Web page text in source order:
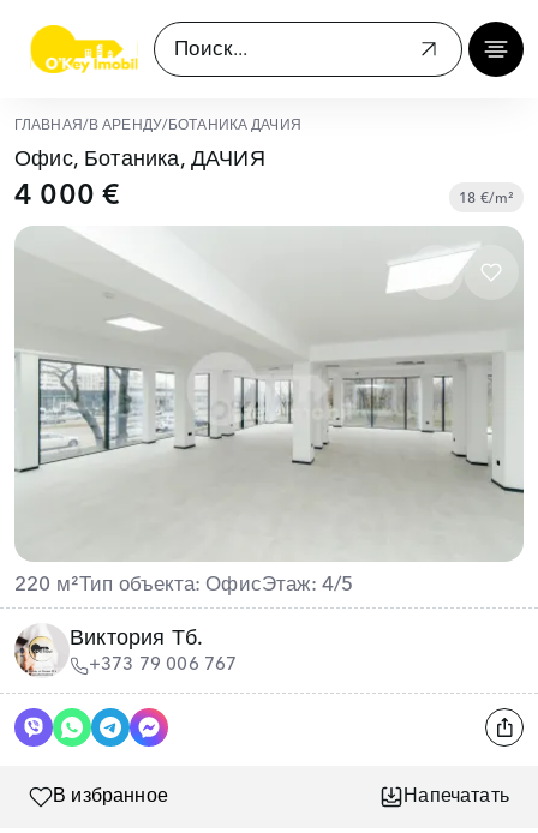
ГЛАВНАЯ/ В АРЕНДУ/ БОТАНИКА ДАЧИЯ
Офис, Ботаника, ДАЧИЯ
4 000 € 18 €/m²
220 м²Тип объекта: ОфисЭтаж: 4/5
Виктория Тб.
+373 79 006 767
В избранное Напечатать